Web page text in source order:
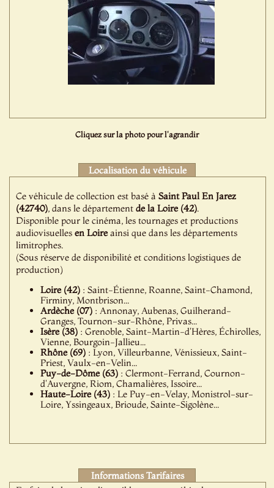
Cliquez sur la photo pour l'agrandir
Localisation du véhicule
Ce véhicule de collection est basé àSaint Paul En Jarez
(42740), dans le départementde la Loire (42).
Disponible pour le cinéma, les tournages et productions
audiovisuellesen Loireainsi que dans les départements
limitrophes.
(Sous réserve de disponibilité et conditions logistiques de
production)
Loire (42) : Saint-Étienne, Roanne, Saint-Chamond,
Firminy, Montbrison...
Ardèche (07) : Annonay, Aubenas, Guilherand-
Granges, Tournon-sur-Rhône, Privas...
Isère (38) : Grenoble, Saint-Martin-d'Hères, Échirolles,
Vienne, Bourgoin-Jallieu...
Rhône (69) : Lyon, Villeurbanne, Vénissieux, Saint-
Priest, Vaulx-en-Velin...
Puy-de-Dôme (63) : Clermont-Ferrand, Cournon-
d'Auvergne, Riom, Chamalières, Issoire...
Haute-Loire (43) : Le Puy-en-Velay, Monistrol-sur-
Loire, Yssingeaux, Brioude, Sainte-Sigolène...
Informations Tarifaires